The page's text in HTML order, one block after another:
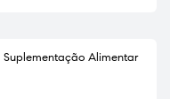
Suplementação Alimentar